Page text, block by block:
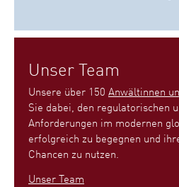
Unser Team
Unsere über 150 Anwältinnen
Sie dabei, den regulatorischen
Anforderungen im modernen
erfolgreich zu begegnen und
Chancen zu nutzen.
Unser Team